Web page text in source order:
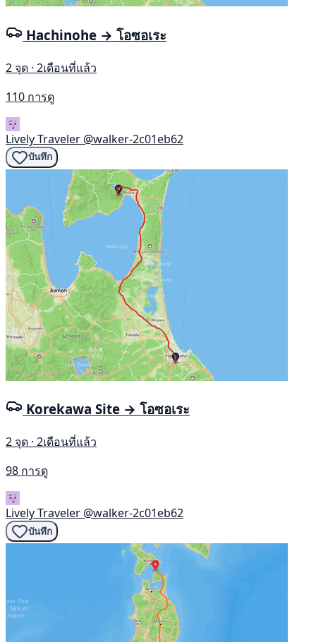
Hachinohe → โอซอเระ
2 จุด · 2เดือนที่แล้ว
110 การดู
Lively Traveler @walker-2c01eb62
บันทึก
Korekawa Site → โอซอเระ
2 จุด · 2เดือนที่แล้ว
98 การดู
Lively Traveler @walker-2c01eb62
บันทึก